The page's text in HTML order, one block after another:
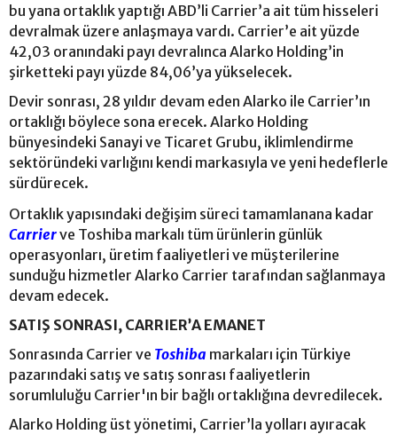
bu yana ortaklık yaptığı ABD’li Carrier’a ait tüm hisseleri
devralmak üzere anlaşmaya vardı. Carrier’e ait yüzde
42,03 oranındaki payı devralınca Alarko Holding’in
şirketteki payı yüzde 84,06’ya yükselecek.
Devir sonrası, 28 yıldır devam eden Alarko ile Carrier’ın
ortaklığı böylece sona erecek. Alarko Holding
bünyesindeki Sanayi ve Ticaret Grubu, iklimlendirme
sektöründeki varlığını kendi markasıyla ve yeni hedeflerle
sürdürecek.
Ortaklık yapısındaki değişim süreci tamamlanana kadar
Carrierve Toshiba markalı tüm ürünlerin günlük
operasyonları, üretim faaliyetleri ve müşterilerine
sunduğu hizmetler Alarko Carrier tarafından sağlanmaya
devam edecek.
SATIŞ SONRASI, CARRIER’A EMANET
Sonrasında Carrier ve Toshiba markaları için Türkiye
pazarındaki satış ve satış sonrası faaliyetlerin
sorumluluğu Carrier'ın bir bağlı ortaklığına devredilecek.
Alarko Holding üst yönetimi, Carrier’la yolları ayıracak